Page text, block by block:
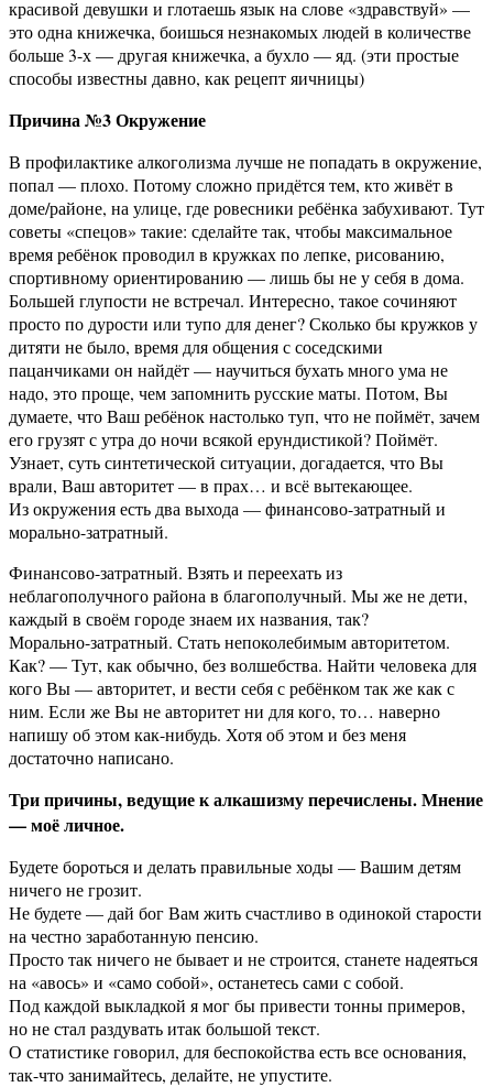
красивой девушки и глотаешь язык на слове «здравствуй» —
это одна книжечка, боишься незнакомых людей в количестве
больше 3-х — другая книжечка, а бухло — яд. (эти простые
способы известны давно, как рецепт яичницы)
Причина №3 Окружение
В профилактике алкоголизма лучше не попадать в окружение,
попал — плохо. Потому сложно придётся тем, кто живёт в
доме/районе, на улице, где ровесники ребёнка забухивают. Тут
советы «спецов» такие: сделайте так, чтобы максимальное
время ребёнок проводил в кружках по лепке, рисованию,
спортивному ориентированию — лишь бы не у себя в дома.
Большей глупости не встречал. Интересно, такое сочиняют
просто по дурости или тупо для денег? Сколько бы кружков у
дитяти не было, время для общения с соседскими
пацанчиками он найдёт — научиться бухать много ума не
надо, это проще, чем запомнить русские маты. Потом, Вы
думаете, что Ваш ребёнок настолько туп, что не поймёт, зачем
его грузят с утра до ночи всякой ерундистикой? Поймёт.
Узнает, суть синтетической ситуации, догадается, что Вы
врали, Ваш авторитет — в прах… и всё вытекающее.
Из окружения есть два выхода — финансово-затратный и
морально-затратный.
Финансово-затратный. Взять и переехать из
неблагополучного района в благополучный. Мы же не дети,
каждый в своём городе знаем их названия, так?
Морально-затратный. Стать непоколебимым авторитетом.
Как? — Тут, как обычно, без волшебства. Найти человека для
кого Вы — авторитет, и вести себя с ребёнком так же как с
ним. Если же Вы не авторитет ни для кого, то… наверно
напишу об этом как-нибудь. Хотя об этом и без меня
достаточно написано.
Три причины, ведущие к алкашизму перечислены. Мнение
— моё личное.
Будете бороться и делать правильные ходы — Вашим детям
ничего не грозит.
Не будете — дай бог Вам жить счастливо в одинокой старости
на честно заработанную пенсию.
Просто так ничего не бывает и не строится, станете надеяться
на «авось» и «само собой», останетесь сами с собой.
Под каждой выкладкой я мог бы привести тонны примеров,
но не стал раздувать итак большой текст.
О статистике говорил, для беспокойства есть все основания,
так-что занимайтесь, делайте, не упустите.